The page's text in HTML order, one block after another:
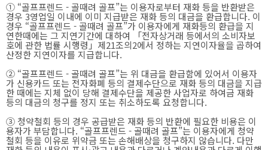
① “골프프렌드 - 골때려 골프”는 이용자로부터 재화 등을 반환받은
경우 3영업일 이내에 이미 지급받은 재화 등의 대금을 환급합니다. 이
경우 “골프프렌드 - 골때려 골프”가 이용자에게 재화등의 환급을 지
연한때에는 그 지연기간에 대하여 「전자상거래 등에서의 소비자보
호에 관한 법률 시행령」제21조의2에서 정하는 지연이자율을 곱하여
산정한 지연이자를 지급합니다.
② “골프프렌드 - 골때려 골프”는 위 대금을 환급함에 있어서 이용자
가 신용카드 또는 전자화폐 등의 결제수단으로 재화 등의 대금을 지급
한 때에는 지체 없이 당해 결제수단을 제공한 사업자로 하여금 재화
등의 대금의 청구를 정지 또는 취소하도록 요청합니다.
③ 청약철회 등의 경우 공급받은 재화 등의 반환에 필요한 비용은 이
용자가 부담합니다. “골프프렌드 - 골때려 골프”는 이용자에게 청약
철회 등을 이유로 위약금 또는 손해배상을 청구하지 않습니다. 다만